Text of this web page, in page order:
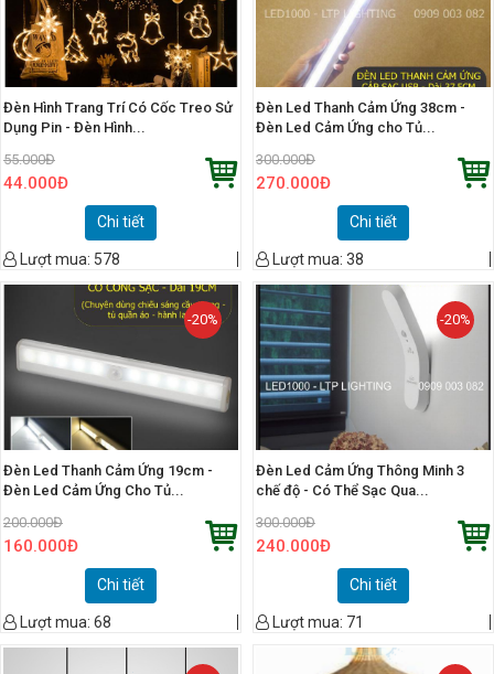
Đèn Hình Trang Trí Có Cốc Treo Sử
Dụng Pin - Đèn Hình...
55.000Đ
44.000Đ
Chi tiết
Lượt mua: 578
Đèn Led Thanh Cảm Ứng 38cm -
Đèn Led Cảm Ứng cho Tủ...
300.000Đ
270.000Đ
Chi tiết
Lượt mua: 38
-20%
Đèn Led Thanh Cảm Ứng 19cm -
Đèn Led Cảm Ứng Cho Tủ...
200.000Đ
160.000Đ
Chi tiết
Lượt mua: 68
-20%
Đèn Led Cảm Ứng Thông Minh 3
chế độ - Có Thể Sạc Qua...
300.000Đ
240.000Đ
Chi tiết
Lượt mua: 71